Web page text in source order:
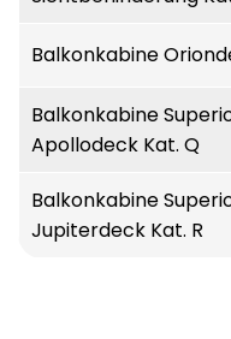
2022
Stabilisatoren:
Marine
Reederei:BSM,
Balkonkabine
Balkonkabine
Apollodeck Kat. Q
Balkonkabine
Jupiterdeck Kat. R